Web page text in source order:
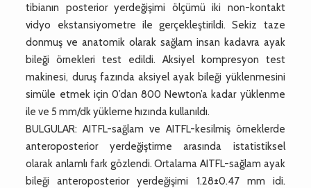
tibianın posterior yerdeğişimi ölçümü iki non-kontakt
vidyo ekstansiyometre ile gerçekleştirildi. Sekiz taze
donmuş ve anatomik olarak sağlam insan kadavra ayak
bileği örnekleri test edildi. Aksiyel kompresyon test
makinesi, duruş fazında aksiyel ayak bileği yüklenmesini
simüle etmek için 0’dan 800 Newton’a kadar yüklenme
ile ve 5 mm/dk yükleme hızında kullanıldı.
BULGULAR: AITFL-sağlam ve AITFL-kesilmiş örneklerde
anteroposterior yerdeğiştirme arasında istatistiksel
olarak anlamlı fark gözlendi. Ortalama AITFL-sağlam ayak
bileği anteroposterior yerdeğişimi 1.28±0.47 mm idi.